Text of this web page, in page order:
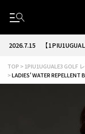
2026.7.15【
TOP
1PIU1UGUALE3 GOLF
LADIES' WATER REPELLENT